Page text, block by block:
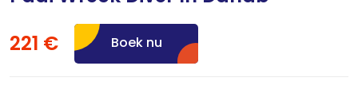
221 €
Boek nu